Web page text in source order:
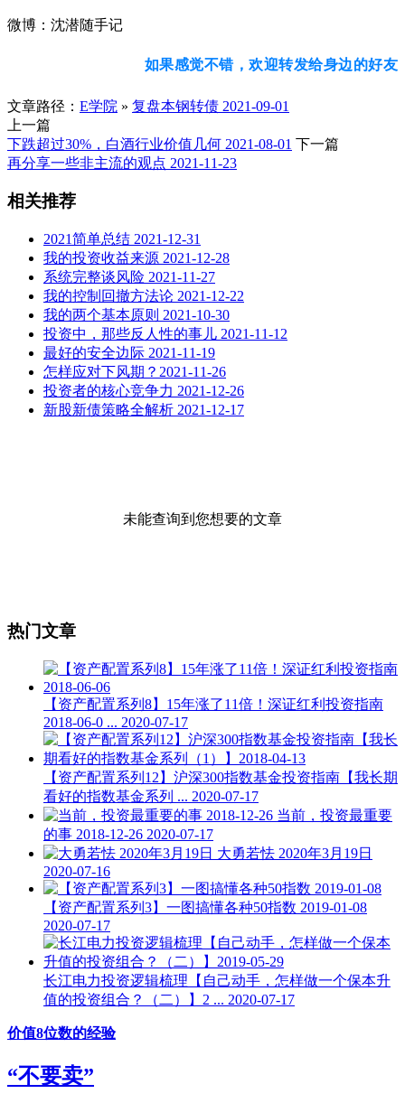
微博：沈潜随手记
如果感觉不错，欢迎转发给身边的好友
文章路径： E学院 » 复盘本钢转债 2021-09-01
上一篇
下跌超过30%，白酒行业价值几何 2021-08-01 下一篇
再分享一些非主流的观点 2021-11-23
相关推荐
2021简单总结 2021-12-31
我的投资收益来源 2021-12-28
系统完整谈风险 2021-11-27
我的控制回撤方法论 2021-12-22
我的两个基本原则 2021-10-30
投资中，那些反人性的事儿 2021-11-12
最好的安全边际 2021-11-19
怎样应对下风期？2021-11-26
投资者的核心竞争力 2021-12-26
新股新债策略全解析 2021-12-17
未能查询到您想要的文章
热门文章
【资产配置系列8】15年涨了11倍！深证红利投资指南
2018-06-0 ... 2020-07-17
【资产配置系列12】沪深300指数基金投资指南【我长期
看好的指数基金系列 ... 2020-07-17
当前，投资最重要
的事 2018-12-26 2020-07-17
大勇若怯 2020年3月19日
2020-07-16
【资产配置系列3】一图搞懂各种50指数 2019-01-08
2020-07-17
长江电力投资逻辑梳理【自己动手，怎样做一个保本升
值的投资组合？（二）】2 ... 2020-07-17
价值8位数的经验
“不要卖”